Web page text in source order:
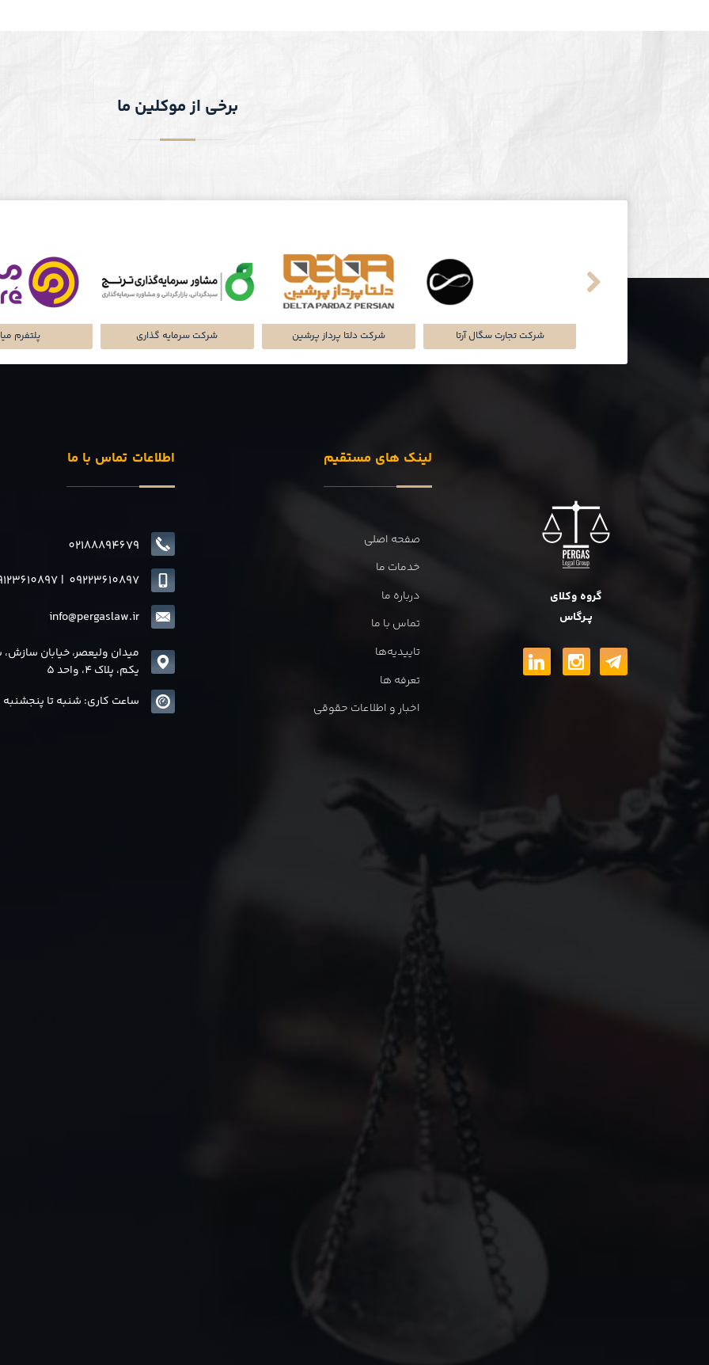
پلتفرم شرکت سرمایه گذاری شرکت دلتا پرداز پرشین شرکت تجارت سگال آرتا
برخی از موکلین ما
گروه وکلای
پــرگاس
لینک های مستقیم
صفحه اصلی
خدمات ما
درباره ما
تماس با ما
تاییدیه‌ها
تعرفه ها
اخبار و اطلاعات حقوقی
اطلاعات تماس با ما
02188894679
info@pergaslaw.ir
| 09223610897
میدان ولیعصر، خیابان
یکم، پلاک 4، واحد 5
ساعت کاری: شنبه تا پنجشنبه 8 الی17